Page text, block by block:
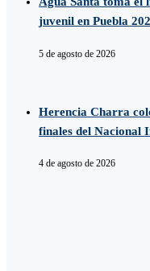
juvenil en Puebla
5 de agosto de 2026
Herencia Charra
finales del Nacional
4 de agosto de 2026